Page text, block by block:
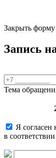
Закрыть форму
Запись
Тема
Я согласен
в